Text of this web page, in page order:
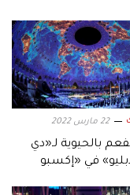
22 مارس 2022
بالحيوية لـ«دي
في «إكسبو